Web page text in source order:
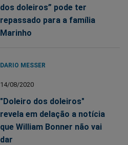
dos doleiros” pode ter
repassado para a família
Marinho
DARIO MESSER
14/08/2020
"Doleiro dos doleiros"
revela em delação a notícia
que William Bonner não vai
dar